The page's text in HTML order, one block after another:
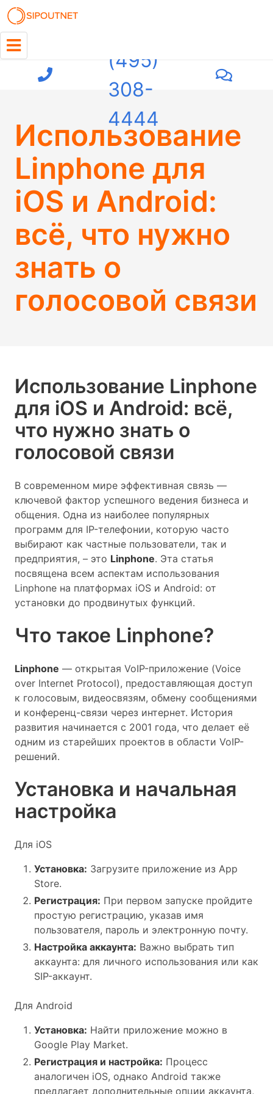
(495)
308-
4444
Использование
Linphone для
iOS и Android:
всё, что нужно
знать о
голосовой связи
Использование Linphone
для iOS и Android: всё,
что нужно знать о
голосовой связи
В современном мире эффективная связь —
ключевой фактор успешного ведения бизнеса и
общения. Одна из наиболее популярных
программ для IP-телефонии, которую часто
выбирают как частные пользователи, так и
предприятия, – это Linphone. Эта статья
посвящена всем аспектам использования
Linphone на платформах iOS и Android: от
установки до продвинутых функций.
Что такое Linphone?
Linphone — открытая VoIP-приложение (Voice
over Internet Protocol), предоставляющая доступ
к голосовым, видеосвязям, обмену сообщениями
и конференц-связи через интернет. История
развития начинается с 2001 года, что делает её
одним из старейших проектов в области VoIP-
решений.
Установка и начальная
настройка
Для iOS
Установка: Загрузите приложение из App
Store.
Регистрация: При первом запуске пройдите
простую регистрацию, указав имя
пользователя, пароль и электронную почту.
Настройка аккаунта: Важно выбрать тип
аккаунта: для личного использования или как
SIP-аккаунт.
Для Android
Установка: Найти приложение можно в
Google Play Market.
Регистрация и настройка: Процесс
аналогичен iOS, однако Android также
предлагает дополнительные опции аккаунта,